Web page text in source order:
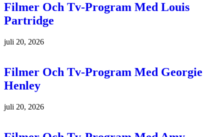
Filmer Och Tv-Program Med Louis
Partridge
juli 20, 2026
Filmer Och Tv-Program Med Georgie
Henley
juli 20, 2026